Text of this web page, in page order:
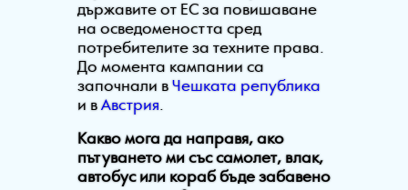
държавите от ЕС за повишаване
на осведомеността сред
потребителите за техните права.
До момента кампании са
започнали в Чешката република
и вАвстрия.
Какво мога да направя, ако
пътуването ми със самолет, влак,
автобус или кораб бъде забавено